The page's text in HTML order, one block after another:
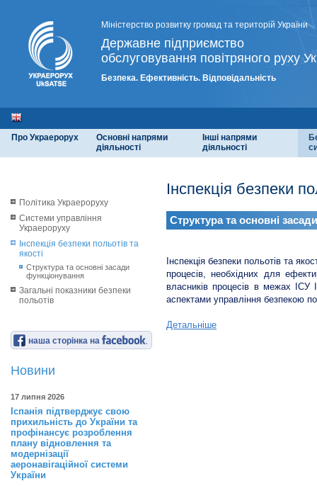
Міністерство розвитку громад та територій України
Державне підприємство
обслуговування повітряного руху
Безпека. Ефективність. Відповідальність
Про Украерорух
Основні напрями
діяльності
Інші напрями
діяльності
Політика Украероруху
Системи управління
Украероруху
Інспекція безпеки польотів та
якості
Структура та основні засади
функціонування
Загальні показники безпеки
польотів
наша сторінка на
Новини
17 липня 2026
Іспанія підтверджує свою
прихильність до України та
профінансує розроблення
плану відновлення та
модернізації
аеронавігаційної системи
України
Інспекція безпеки
Структура та основні
Інспекція безпеки польотів та
процесів, необхідних для
власників процесів в межах ІСУ
аспектами управління безпекою
Детальніше